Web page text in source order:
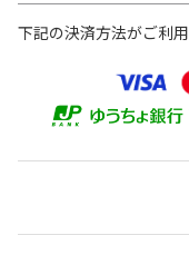
下記の決済方法がご利用